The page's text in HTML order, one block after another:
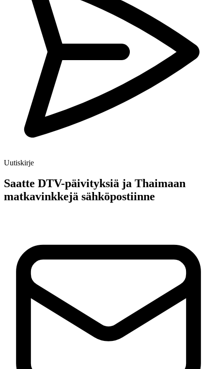
Uutiskirje
Saatte DTV-päivityksiä ja Thaimaan
matkavinkkejä sähköpostiinne